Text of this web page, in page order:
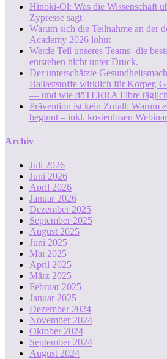
Hinoki-Öl: Was die Wissenschaft
Zypresse sagt
Warum sich die Teilnahme an der
Academy 2026 lohnt
Werde Teil unseres Teams -die
entstehen nicht unter Druck.
Der unterschätzte
Ballaststoffe wirklich für Körper,
— und wie dōTERRA Fibre
Prävention ist kein Zufall: Warum
beginnt – inkl. kostenlosen
Archiv
Juli 2026
Juni 2026
April 2026
Januar 2026
Dezember 2025
September 2025
August 2025
Juni 2025
Mai 2025
April 2025
März 2025
Februar 2025
Januar 2025
Dezember 2024
November 2024
Oktober 2024
September 2024
August 2024